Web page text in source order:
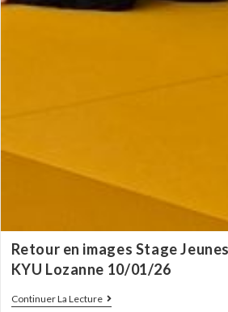
Retour en images Stage
KYU Lozanne 10/01/26
Continuer La Lecture